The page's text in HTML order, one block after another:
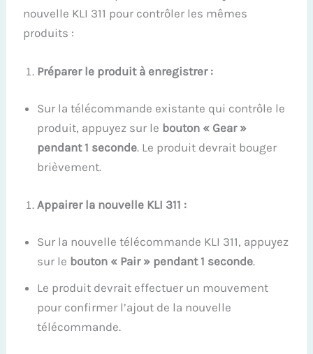
nouvelle KLI 311 pour contrôler les mêmes
produits :
Préparer le produit à enregistrer :
Sur la télécommande existante qui contrôle le
produit, appuyez sur le bouton « Gear »
pendant 1 seconde. Le produit devrait bouger
brièvement.
Appairer la nouvelle KLI 311 :
Sur la nouvelle télécommande KLI 311, appuyez
sur le bouton « Pair » pendant 1 seconde.
Le produit devrait effectuer un mouvement
pour confirmer l’ajout de la nouvelle
télécommande.